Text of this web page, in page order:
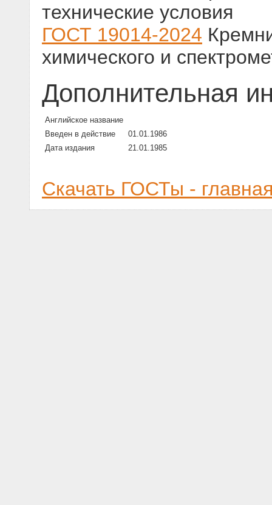
технические условия
ГОСТ 19014-2024
химического и
Дополнительная
Английское название
Введен в действие
01.01.1986
Дата издания
21.01.1985
Скачать ГОСТы -